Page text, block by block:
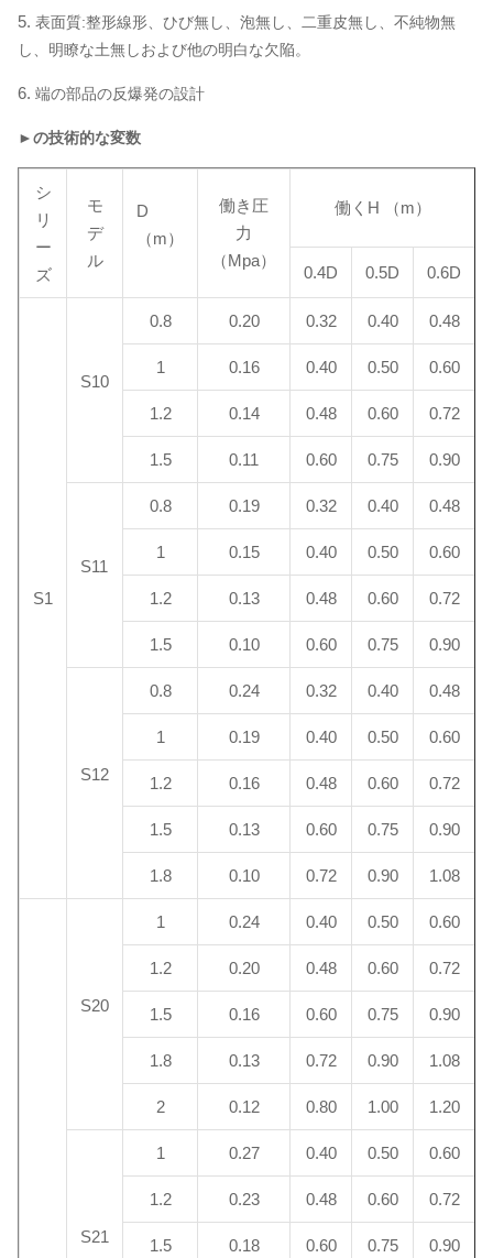
5. 表面質:整形線形、ひび無し、泡無し、二重皮無し、不純物無
し、明瞭な土無しおよび他の明白な欠陥。
6. 端の部品の反爆発の設計
►の技術的な変数
シ
リ
ー
ズ
モ
デ
ル
D
（m）
働き圧
力
（Mpa）
働くH （m）
0.4D 0.5D 0.6D
S1
S10
0.8 0.20 0.32 0.40 0.48
1 0.16 0.40 0.50 0.60
1.2 0.14 0.48 0.60 0.72
1.5 0.11 0.60 0.75 0.90
S11
0.8 0.19 0.32 0.40 0.48
1 0.15 0.40 0.50 0.60
1.2 0.13 0.48 0.60 0.72
1.5 0.10 0.60 0.75 0.90
S12
0.8 0.24 0.32 0.40 0.48
1 0.19 0.40 0.50 0.60
1.2 0.16 0.48 0.60 0.72
1.5 0.13 0.60 0.75 0.90
1.8 0.10 0.72 0.90 1.08
S20
1 0.24 0.40 0.50 0.60
1.2 0.20 0.48 0.60 0.72
1.5 0.16 0.60 0.75 0.90
1.8 0.13 0.72 0.90 1.08
2 0.12 0.80 1.00 1.20
S21
1 0.27 0.40 0.50 0.60
1.2 0.23 0.48 0.60 0.72
1.5 0.18 0.60 0.75 0.90